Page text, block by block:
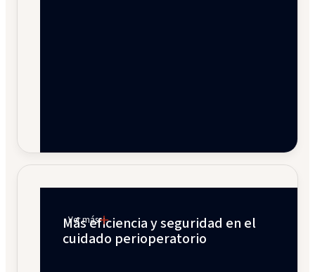
Más eficiencia y seguridad en el
cuidado perioperatorio
Ver más